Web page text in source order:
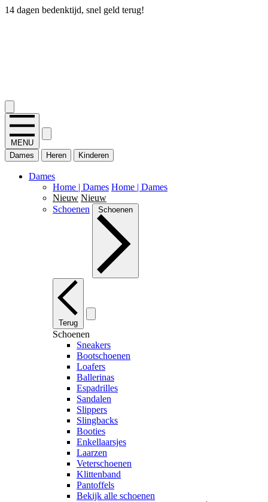
14 dagen bedenktijd, snel geld terug!
MENU
Dames
Heren Kinderen
Dames
Home | Dames Home | Dames
Nieuw Nieuw
Schoenen
Schoenen
Terug
Schoenen
Sneakers
Bootschoenen
Loafers
Ballerinas
Espadrilles
Sandalen
Slippers
Slingbacks
Booties
Enkellaarsjes
Laarzen
Veterschoenen
Klittenband
Pantoffels
Bekijk alle schoenen